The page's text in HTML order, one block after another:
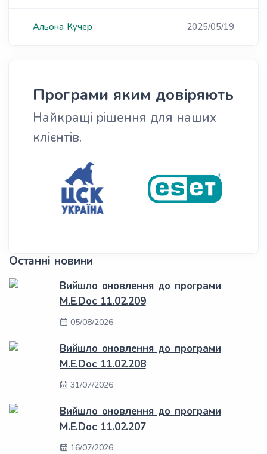
Альона Кучер 2025/05/19
Програми яким довіряють
Найкращі рішення для наших
клієнтів.
Останні новини
Вийшло оновлення до програми
M.E.Doc 11.02.209
05/08/2026
Вийшло оновлення до програми
M.E.Doc 11.02.208
31/07/2026
Вийшло оновлення до програми
M.E.Doc 11.02.207
16/07/2026